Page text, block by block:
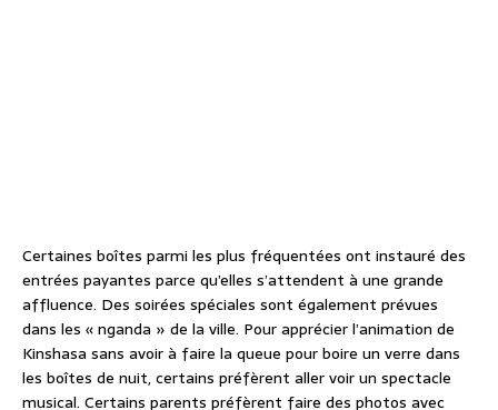
Certaines boîtes parmi les plus fréquentées ont instauré des
entrées payantes parce qu’elles s’attendent à une grande
affluence. Des soirées spéciales sont également prévues
dans les « nganda » de la ville. Pour apprécier l’animation de
Kinshasa sans avoir à faire la queue pour boire un verre dans
les boîtes de nuit, certains préfèrent aller voir un spectacle
musical. Certains parents préfèrent faire des photos avec